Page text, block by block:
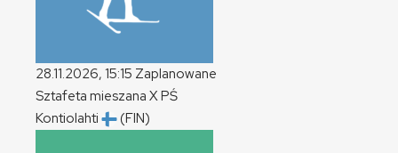
28.11.2026, 15:15 Zaplanowane
Sztafeta mieszana XPŚ
Kontiolahti
(FIN)